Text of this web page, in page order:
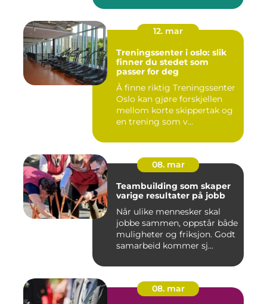
12. mar
Treningssenter i oslo: slik
finner du stedet som
passer for deg
Å finne riktig Treningssenter
Oslo kan gjøre forskjellen
mellom korte skippertak og
en trening som v...
08. mar
Teambuilding som skaper
varige resultater på jobb
Når ulike mennesker skal
jobbe sammen, oppstår både
muligheter og friksjon. Godt
samarbeid kommer sj...
08. mar